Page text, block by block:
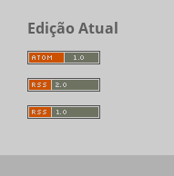
Edição Atual